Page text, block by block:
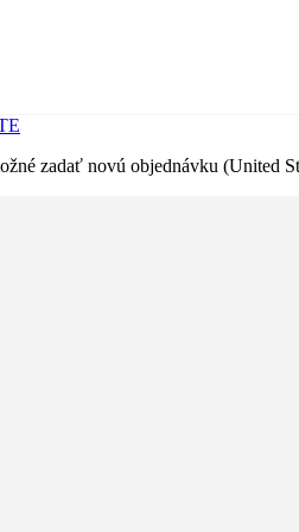
zadať novú objednávku (United